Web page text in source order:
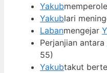
Yakub
Yakublari
Labanmengejar
Perjanjian antara
55)
Yakubtakut